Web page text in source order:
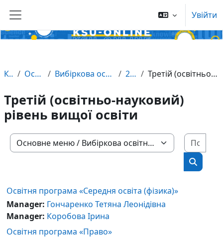
Перейти до головного вмісту
Бокова панель
Увійти
Курси Основне меню Вибіркова освітня компонента за фахом 2022-2023 Третій (освітньо-науковий) рівень вищої освіти
Третій (освітньо-науковий)
рівень вищої освіти
Категорії курсів
Пошук
Освітня програма «Середня освіта (фізика)»
Manager: Гончаренко Тетяна Леонідівна
Manager: Коробова Ірина
Освітня програма «Право»